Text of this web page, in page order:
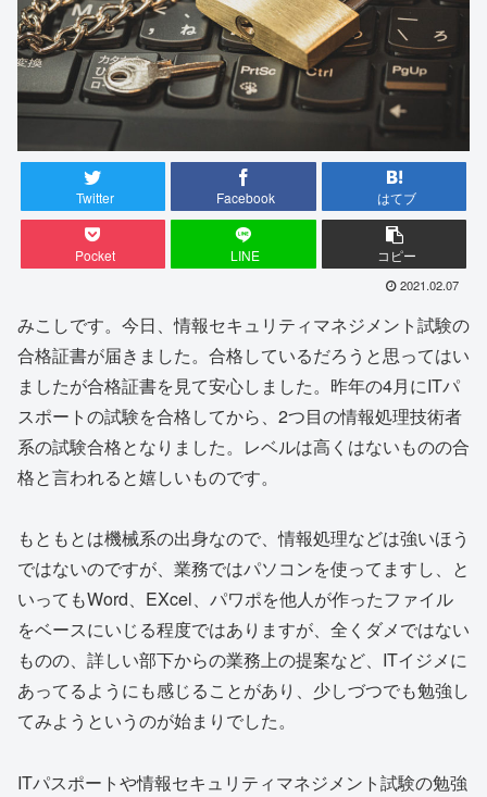
Twitter Facebook はてブ
Pocket LINE コピー
2021.02.07
みこしです。今日、情報セキュリティマネジメント試験の
合格証書が届きました。合格しているだろうと思ってはい
ましたが合格証書を見て安心しました。昨年の4月にITパ
スポートの試験を合格してから、2つ目の情報処理技術者
系の試験合格となりました。レベルは高くはないものの合
格と言われると嬉しいものです。
もともとは機械系の出身なので、情報処理などは強いほう
ではないのですが、業務ではパソコンを使ってますし、と
いってもWord、EXcel、パワポを他人が作ったファイル
をベースにいじる程度ではありますが、全くダメではない
ものの、詳しい部下からの業務上の提案など、ITイジメに
あってるようにも感じることがあり、少しづつでも勉強し
てみようというのが始まりでした。
ITパスポートや情報セキュリティマネジメント試験の勉強